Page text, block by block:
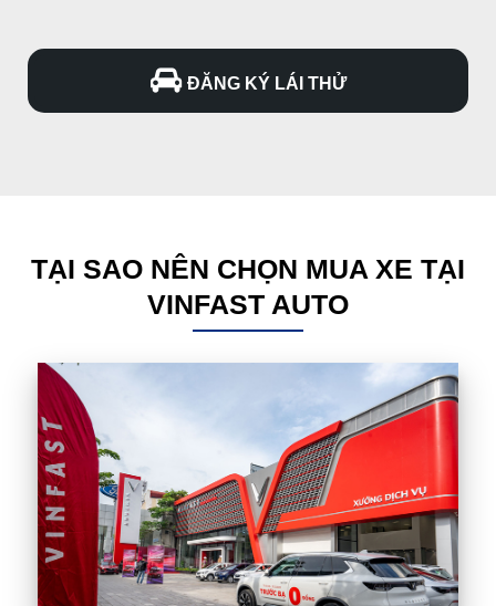
ĐĂNG KÝ LÁI THỬ
TẠI SAO NÊN CHỌN MUA XE TẠI
VINFAST AUTO